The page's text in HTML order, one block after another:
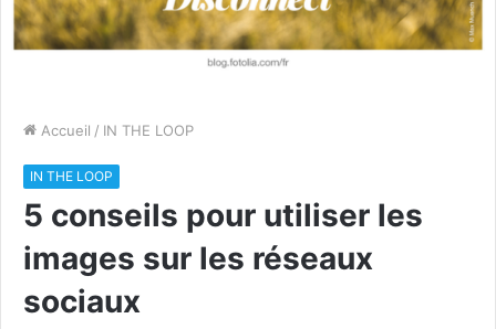
Accueil / IN THE LOOP
IN THE LOOP
5 conseils pour utiliser les
images sur les réseaux
sociaux